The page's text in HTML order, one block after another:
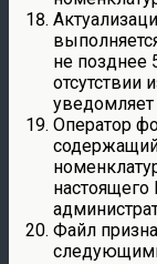
не позднее
отсутствии
уведомляет
Оператор
настоящего
Файл